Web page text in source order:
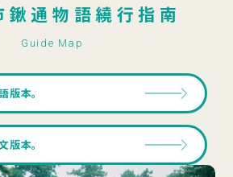
鍬通物語繞行指南
Guide Map
版本。
版本。